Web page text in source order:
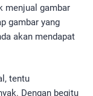
menjual gambar
gambar yang
akan mendapat
tentu
Dengan begitu